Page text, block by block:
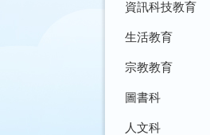
資訊科技教育
生活教育
宗教教育
圖書科
人文科